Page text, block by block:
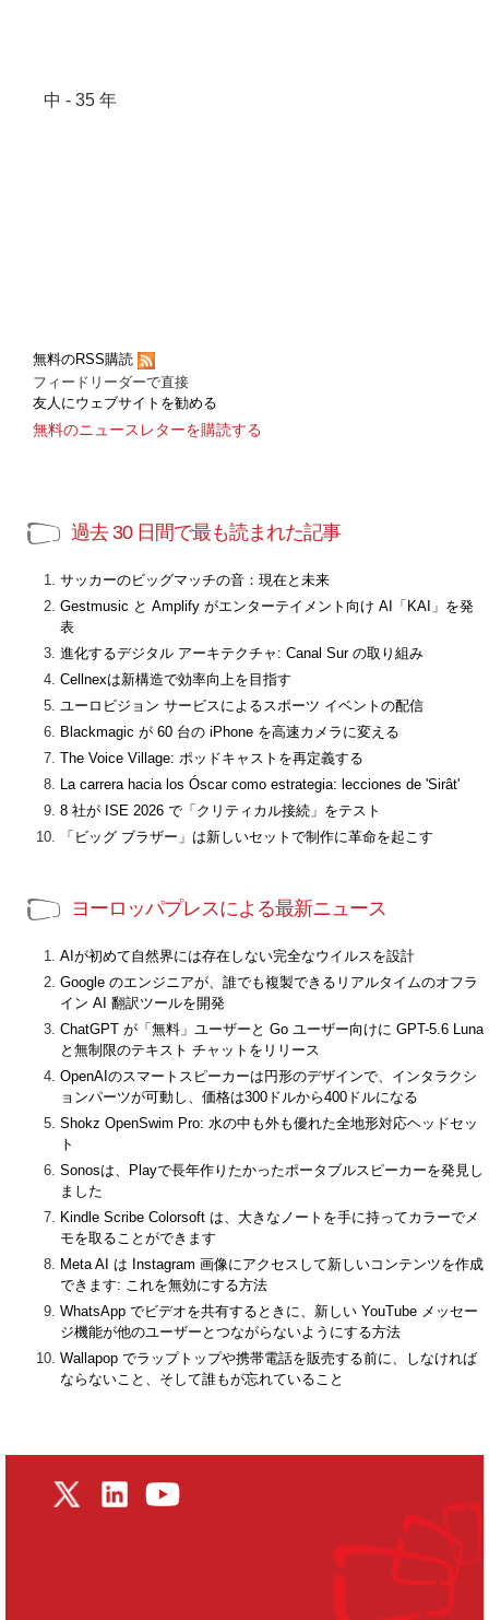
中 - 35 年
無料のRSS購読
フィードリーダーで直接
友人にウェブサイトを勧める
無料のニュースレターを購読する
過去 30 日間で最も読まれた記事
サッカーのビッグマッチの音：現在と未来
Gestmusic と Amplify がエンターテイメント向け AI「KAI」を発
表
進化するデジタル アーキテクチャ: Canal Sur の取り組み
Cellnexは新構造で効率向上を目指す
ユーロビジョン サービスによるスポーツ イベントの配信
Blackmagic が 60 台の iPhone を高速カメラに変える
The Voice Village: ポッドキャストを再定義する
La carrera hacia los Óscar como estrategia: lecciones de 'Sirât'
8 社が ISE 2026 で「クリティカル接続」をテスト
「ビッグ ブラザー」は新しいセットで制作に革命を起こす
ヨーロッパプレスによる最新ニュース
AIが初めて自然界には存在しない完全なウイルスを設計
Google のエンジニアが、誰でも複製できるリアルタイムのオフラ
イン AI 翻訳ツールを開発
ChatGPT が「無料」ユーザーと Go ユーザー向けに GPT-5.6 Luna
と無制限のテキスト チャットをリリース
OpenAIのスマートスピーカーは円形のデザインで、インタラクシ
ョンパーツが可動し、価格は300ドルから400ドルになる
Shokz OpenSwim Pro: 水の中も外も優れた全地形対応ヘッドセッ
ト
Sonosは、Playで長年作りたかったポータブルスピーカーを発見し
ました
Kindle Scribe Colorsoft は、大きなノートを手に持ってカラーでメ
モを取ることができます
Meta AI は Instagram 画像にアクセスして新しいコンテンツを作成
できます: これを無効にする方法
WhatsApp でビデオを共有するときに、新しい YouTube メッセー
ジ機能が他のユーザーとつながらないようにする方法
Wallapop でラップトップや携帯電話を販売する前に、しなければ
ならないこと、そして誰もが忘れていること